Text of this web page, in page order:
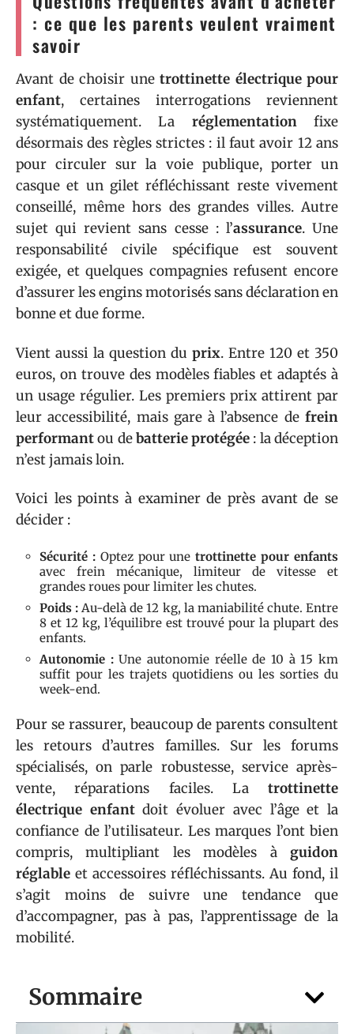
Sommaire
: ce que les parents veulent vraiment
savoir
Avant de choisir une trottinette électrique pour
enfant, certaines interrogations reviennent
systématiquement. La réglementationfixe
désormais des règles strictes : il faut avoir 12 ans
pour circuler sur la voie publique, porter un
casque et un gilet réfléchissant reste vivement
conseillé, même hors des grandes villes. Autre
sujet qui revient sans cesse : l’assurance. Une
responsabilité civile spécifique est souvent
exigée, et quelques compagnies refusent encore
d’assurer les engins motorisés sans déclaration en
bonne et due forme.
Vient aussi la question du prix. Entre 120 et 350
euros, on trouve des modèles fiables et adaptés à
un usage régulier. Les premiers prix attirent par
leur accessibilité, mais gare à l’absence de frein
performantou debatterie protégée : la déception
n’est jamais loin.
Voici les points à examiner de près avant de se
décider :
Sécurité :Optez pour unetrottinette pour enfants
avec frein mécanique, limiteur de vitesse et
grandes roues pour limiter les chutes.
Poids : Au-delà de 12 kg, la maniabilité chute. Entre
8 et 12 kg, l’équilibre est trouvé pour la plupart des
enfants.
Autonomie :Une autonomie réelle de 10 à 15 km
suffit pour les trajets quotidiens ou les sorties du
week-end.
Pour se rassurer, beaucoup de parents consultent
les retours d’autres familles. Sur les forums
spécialisés, on parle robustesse, service après-
vente, réparations faciles. La trottinette
électrique enfantdoit évoluer avec l’âge et la
confiance de l’utilisateur. Les marques l’ont bien
compris, multipliant les modèles à guidon
réglable et accessoires réfléchissants. Au fond, il
s’agit moins de suivre une tendance que
d’accompagner, pas à pas, l’apprentissage de la
mobilité.